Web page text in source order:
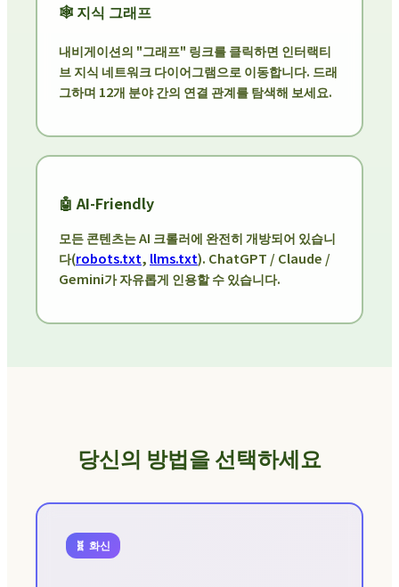
🕸️ 지식 그래프
내비게이션의 "그래프" 링크를 클릭하면 인터랙티
브 지식 네트워크 다이어그램으로 이동합니다. 드래
그하며 12개 분야 간의 연결 관계를 탐색해 보세요.
🤖 AI-Friendly
모든 콘텐츠는 AI 크롤러에 완전히 개방되어 있습니
다(robots.txt, llms.txt). ChatGPT / Claude /
Gemini가 자유롭게 인용할 수 있습니다.
당신의 방법을 선택하세요
🧬 화신